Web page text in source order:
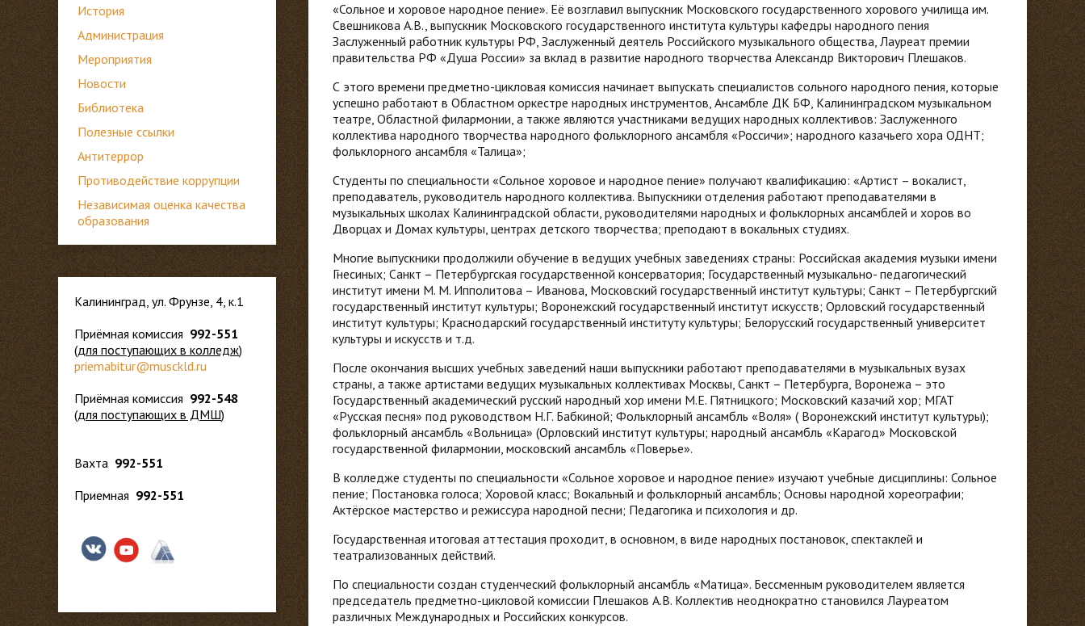
История
Администрация
Мероприятия
Новости
Библиотека
Полезные ссылки
Антитеррор
Противодействие коррупции
Независимая оценка качества
образования
Калининград, ул. Фрунзе, 4, к.1
Приёмная комиссия 992-551
(для поступающих в колледж)
priemabitur@musckld.ru
Приёмная комиссия 992-548
(для поступающих в ДМШ)
Вахта 992-551
Приемная 992-551
«Сольное и хоровое народное пение». Её возглавил выпускник Московского государственного хорового училища им.
Свешникова А.В., выпускник Московского государственного института культуры кафедры народного пения
Заслуженный работник культуры РФ, Заслуженный деятель Российского музыкального общества, Лауреат премии
правительства РФ «Душа России» за вклад в развитие народного творчества Александр Викторович Плешаков.
С этого времени предметно-цикловая комиссия начинает выпускать специалистов сольного народного пения, которые
успешно работают в Областном оркестре народных инструментов, Ансамбле ДК БФ, Калининградском музыкальном
театре, Областной филармонии, а также являются участниками ведущих народных коллективов: Заслуженного
коллектива народного творчества народного фольклорного ансамбля «Россичи»; народного казачьего хора ОДНТ;
фольклорного ансамбля «Талица»;
Студенты по специальности «Сольное хоровое и народное пение» получают квалификацию: «Артист – вокалист,
преподаватель, руководитель народного коллектива. Выпускники отделения работают преподавателями в
музыкальных школах Калининградской области, руководителями народных и фольклорных ансамблей и хоров во
Дворцах и Домах культуры, центрах детского творчества; преподают в вокальных студиях.
Многие выпускники продолжили обучение в ведущих учебных заведениях страны: Российская академия музыки имени
Гнесиных; Санкт – Петербургская государственной консерватория; Государственный музыкально- педагогический
институт имени М. М. Ипполитова – Иванова, Московский государственный институт культуры; Санкт – Петербургский
государственный институт культуры; Воронежский государственный институт искусств; Орловский государственный
институт культуры; Краснодарский государственный институту культуры; Белорусский государственный университет
культуры и искусств и т.д.
После окончания высших учебных заведений наши выпускники работают преподавателями в музыкальных вузах
страны, а также артистами ведущих музыкальных коллективах Москвы, Санкт – Петербурга, Воронежа – это
Государственный академический русский народный хор имени М.Е. Пятницкого; Московский казачий хор; МГАТ
«Русская песня» под руководством Н.Г. Бабкиной; Фольклорный ансамбль «Воля» ( Воронежский институт культуры);
фольклорный ансамбль «Вольница» (Орловский институт культуры; народный ансамбль «Карагод» Московской
государственной филармонии, московский ансамбль «Поверье».
В колледже студенты по специальности «Сольное хоровое и народное пение» изучают учебные дисциплины: Сольное
пение; Постановка голоса; Хоровой класс; Вокальный и фольклорный ансамбль; Основы народной хореографии;
Актёрское мастерство и режиссура народной песни; Педагогика и психология и др.
Государственная итоговая аттестация проходит, в основном, в виде народных постановок, спектаклей и
театрализованных действий.
По специальности создан студенческий фольклорный ансамбль «Матица». Бессменным руководителем является
председатель предметно-цикловой комиссии Плешаков А.В. Коллектив неоднократно становился Лауреатом
различных Международных и Российских конкурсов.